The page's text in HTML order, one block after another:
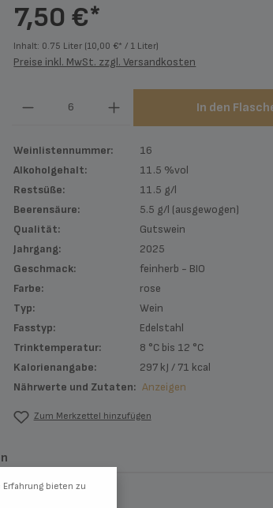
7,50 €*
Inhalt: 0.75 Liter (10,00 €* / 1 Liter)
Preise inkl. MwSt. zzgl. Versandkosten
Produkt Anzahl: Gib denIn den
Weinlistennummer:
16
Alkoholgehalt:
11.5 %vol
Restsüße:
11.5 g/l
Beerensäure:
5.5 g/l (ausgewogen)
Qualität:
Gutswein
Jahrgang:
2025
Geschmack:
feinherb - BIO
Farbe:
rose
Typ:
Wein
Fasstyp:
Edelstahl
Trinktemperatur:
8 °C bis 12 °C
Kalorienangabe:
297 kJ / 71 kcal
Nährwerte und Zutaten: Anzeigen
Zum Merkzettel hinzufügen
bieten zu